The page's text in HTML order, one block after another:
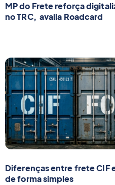
MP do Frete reforça
no TRC, avalia Roadcard
Diferenças entre frete CIF
de forma simples